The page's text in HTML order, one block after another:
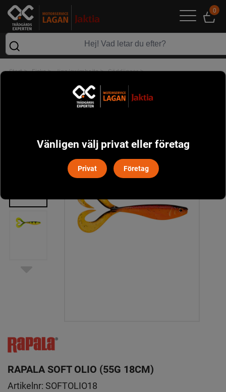
0
Start> Fiske> Jigg/swimbaits> Gäddjiggar>
RAPALA SOFT OLIO (55G 18CM)
Artikelnr: SOFTOLIO18
Vänligen välj privat eller företag
Privat Företag